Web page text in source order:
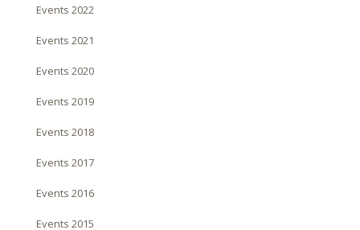
Events 2022
Events 2021
Events 2020
Events 2019
Events 2018
Events 2017
Events 2016
Events 2015